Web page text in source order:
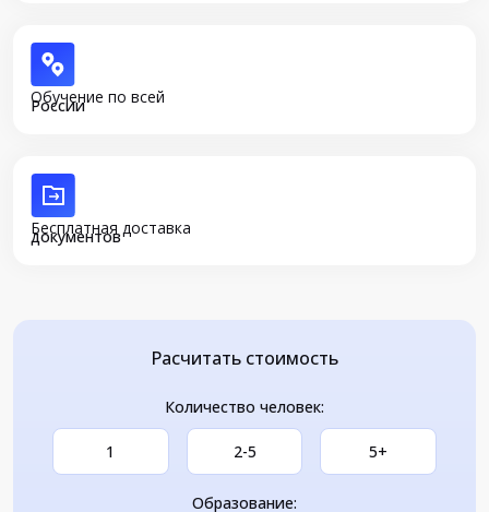
Обучение по всей
России
Бесплатная доставка
документов
Расчитать стоимость
Количество человек:
1 2-5 5+
Образование: